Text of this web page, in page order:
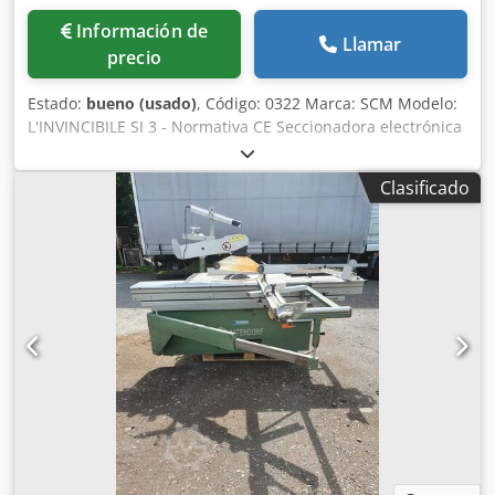
Información de
precio
Llamar
Estado: bueno (usado), Código: 0322 Marca: SCM Modelo:
L'INVINCIBILE SI 3 - Normativa CE Seccionadora electrónica
con ejes controlados, hoja inclinable y grupo incisor para
muebles, tableros, amueblamiento a medida, puertas,
marcos de ventanas de madera, cocinas, mobiliario de
baño, plásticos, materiales compuestos y diversos usos -
Normativa CE - Año 2017 Datos técnicos: - Carro realizado
completamente en aluminio con sistema de deslizamiento
por contacto sobre guías de acero templado y rectificado. -
Control electrónico EASY TOUCH 12: pantalla plana a color
de 12 pulgadas. Gestión directa de los siguientes ejes de
trabajo mediante modalidades manual, manual
incremental, semiautomática y automática: elevación de la
hoja principal, inclinación del grupo porta-hojas,
movimiento de la guía paralela, elevación y traslación de la
hoja incisora. - Asistencia al operador con soporte gráfico.
Base de datos de herramientas. - Función de asistencia al
Clasificado